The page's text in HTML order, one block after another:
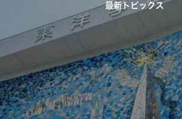
最新トピックス